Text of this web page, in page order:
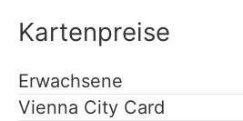
Kartenpreise
Erwachsene
Vienna City Card